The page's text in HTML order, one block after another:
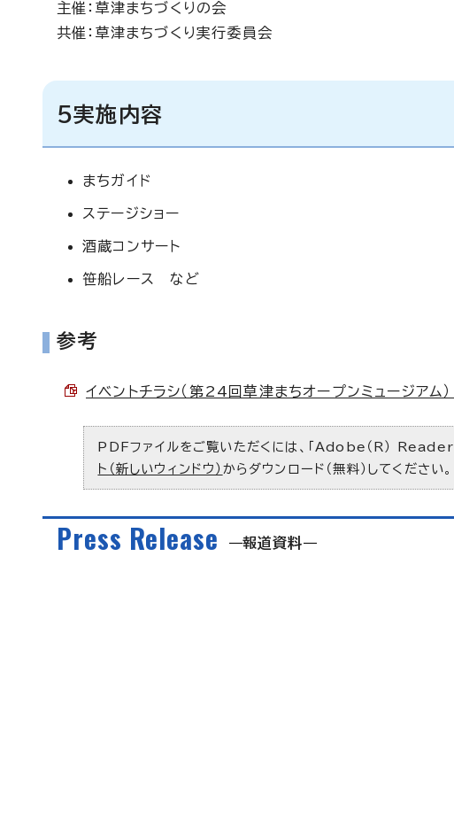
主催：草津まちづくりの会
共催：草津まちづくり実行委員会
5実施内容
まちガイド
ステージショー
酒蔵コンサート
笹船レース など
参考
イベントチラシ（第24回草津まちオープンミュージア
PDFファイルをご覧いただくには、「Adobe（R） Reader
ト（新しいウィンドウ） からダウンロード（無料）してください。
Press Release 報道資料